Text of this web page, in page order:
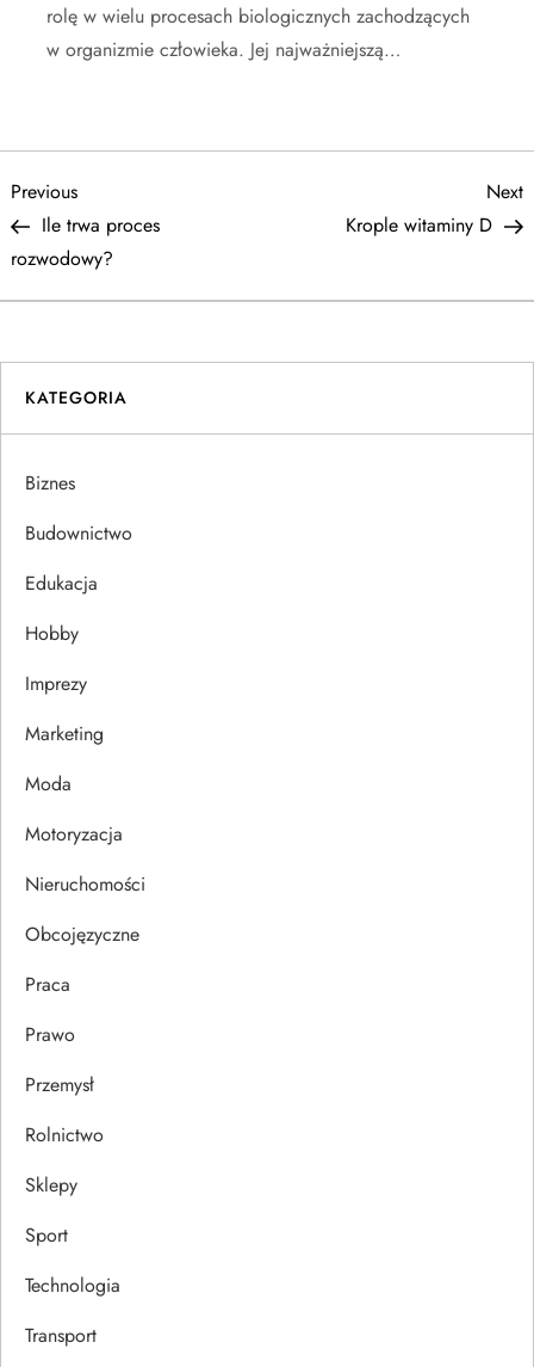
rolę w wielu procesach biologicznych zachodzących
w organizmie człowieka. Jej najważniejszą…
N
a
w
i
g
a
c
a
w
p
u
Previous
Post
Previous
Ile trwa proces
rozwodowy?
Next
Krople witaminy D
KATEGORIA
Biznes
Budownictwo
Edukacja
Hobby
Imprezy
Marketing
Moda
Motoryzacja
Nieruchomości
Obcojęzyczne
Praca
Prawo
Przemysł
Rolnictwo
Sklepy
Sport
Technologia
Transport